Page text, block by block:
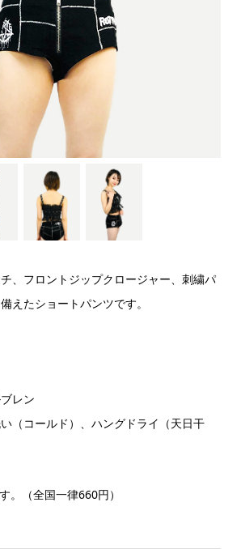
、フロントジップクロージャー、刺繍パ
えたショートパンツです。
レン
（コールド）、ハングドライ（天日干
。（全国一律660円）